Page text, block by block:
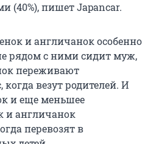
(40%), пишет Japancar.
и англичанок особенно
рядом с ними сидит муж,
переживают
везут родителей. И
и еще меньшее
и англичанок
перевозят в